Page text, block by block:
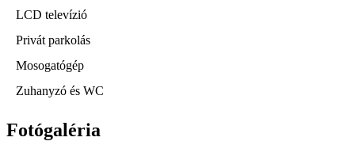
LCD televízió
Privát parkolás
Mosogatógép
Zuhanyzó és WC
Fotógaléria